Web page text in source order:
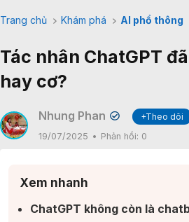
Trang chủ Khám phá AI phổ thông
Tác nhân ChatGPT
hay cơ?
Nhung Phan ✔
+Theo dõi
19/07/2025
Phản hồi: 0
Xem nhanh
ChatGPT không còn là